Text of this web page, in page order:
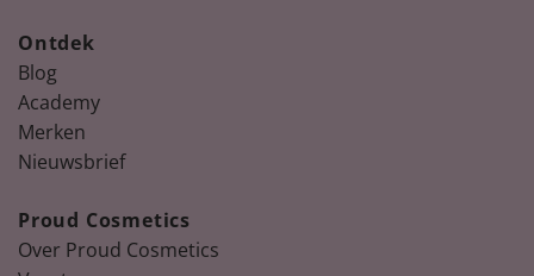
Ontdek
Blog
Academy
Merken
Nieuwsbrief
Proud Cosmetics
Over Proud Cosmetics